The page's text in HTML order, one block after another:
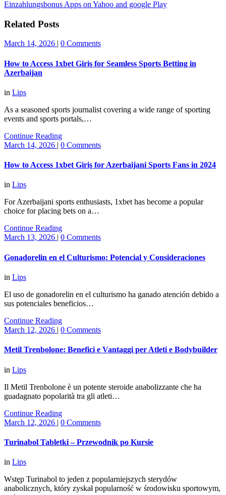
Einzahlungsbonus Apps on Yahoo and google Play
Related Posts
March 14, 2026 | 0 Comments
How to Access 1xbet Giriş for Seamless Sports Betting in
Azerbaijan
in Lips
As a seasoned sports journalist covering a wide range of sporting
events and sports portals,…
Continue Reading
March 14, 2026 | 0 Comments
How to Access 1xbet Giriş for Azerbaijani Sports Fans in 2024
in Lips
For Azerbaijani sports enthusiasts, 1xbet has become a popular
choice for placing bets on a…
Continue Reading
March 13, 2026 | 0 Comments
Gonadorelin en el Culturismo: Potencial y Consideraciones
in Lips
El uso de gonadorelin en el culturismo ha ganado atención debido a
sus potenciales beneficios…
Continue Reading
March 12, 2026 | 0 Comments
Metil Trenbolone: Benefici e Vantaggi per Atleti e Bodybuilder
in Lips
Il Metil Trenbolone è un potente steroide anabolizzante che ha
guadagnato popolarità tra gli atleti…
Continue Reading
March 12, 2026 | 0 Comments
Turinabol Tabletki – Przewodnik po Kursie
in Lips
Wstęp Turinabol to jeden z popularniejszych sterydów
anabolicznych, który zyskał popularność w środowisku sportowym,